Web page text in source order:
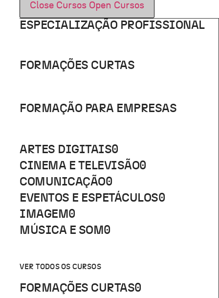
Close Cursos Open Cursos
ESPECIALIZAÇÃO PROFISSIONAL
FORMAÇÕES CURTAS
FORMAÇÃO PARA EMPRESAS
ARTES DIGITAIS0
CINEMA E TELEVISÃO0
COMUNICAÇÃO0
EVENTOS E ESPETÁCULOS0
IMAGEM 0
MÚSICA E SOM 0
VER TODOS OS CURSOS
FORMAÇÕES CURTAS0